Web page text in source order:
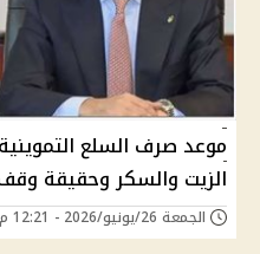
الزيت والسكر وحقيقة
الجمعة 26/يونيو/2026 - 12:21 م